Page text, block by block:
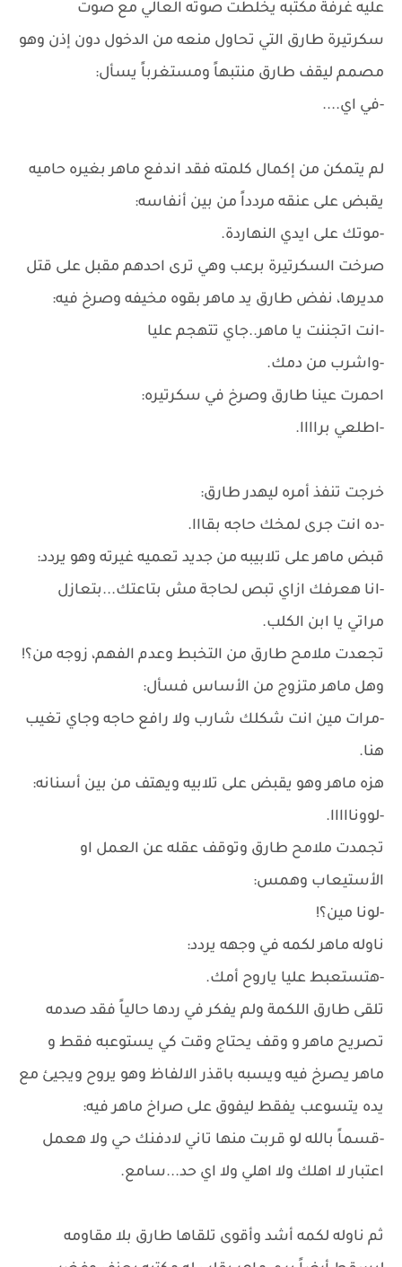
عليه غرفة مكتبه يخلطت صوته العالي مع صوت
سكرتيرة طارق التي تحاول منعه من الدخول دون إذن وهو
مصمم ليقف طارق منتبهاً ومستغرباً يسأل:
-في اي....
لم يتمكن من إكمال كلمته فقد اندفع ماهر بغيره حاميه
يقبض على عنقه مردداً من بين أنفاسه:
-موتك على ايدي النهاردة.
صرخت السكرتيرة برعب وهي ترى احدهم مقبل على قتل
مديرها، نفض طارق يد ماهر بقوه مخيفه وصرخ فيه:
-انت اتجننت يا ماهر..جاي تتهجم عليا
-واشرب من دمك.
احمرت عينا طارق وصرخ في سكرتيره:
-اطلعي براااا.
خرجت تنفذ أمره ليهدر طارق:
-ده انت جرى لمخك حاجه بقااا.
قبض ماهر على تلابيبه من جديد تعميه غيرته وهو يردد:
-انا هعرفك ازاي تبص لحاجة مش بتاعتك...بتعازل
مراتي يا ابن الكلب.
تجعدت ملامح طارق من التخبط وعدم الفهم، زوجه من؟!
وهل ماهر متزوج من الأساس فسأل:
-مرات مين انت شكلك شارب ولا رافع حاجه وجاي تغيب
هنا.
هزه ماهر وهو يقبض على تلابيه ويهتف من بين أسنانه:
-لوونااااا.
تجمدت ملامح طارق وتوقف عقله عن العمل او
الأستيعاب وهمس:
-لونا مين؟!
ناوله ماهر لكمه في وجهه يردد:
-هتستعبط عليا ياروح أمك.
تلقى طارق اللكمة ولم يفكر في ردها حالياً فقد صدمه
تصريح ماهر و وقف يحتاج وقت كي يستوعبه فقط و
ماهر يصرخ فيه ويسبه باقذر الالفاظ وهو يروح ويجيئ مع
يده يتسوعب يفقط ليفوق على صراخ ماهر فيه:
-قسماً بالله لو قربت منها تاني لادفنك حي ولا هعمل
اعتبار لا اهلك ولا اهلي ولا اي حد...سامع.
ثم ناوله لكمه أشد وأقوى تلقاها طارق بلا مقاومه